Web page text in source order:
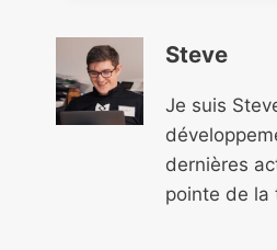
Steve
Je suis
dernières
pointe de la